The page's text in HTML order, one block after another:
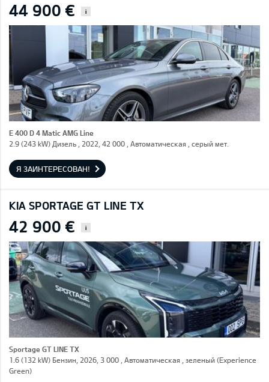
44 900 € i
E 400 D 4 Matic AMG Line
2.9 (243 kW) Дизель , 2022, 42 000 , Автоматическая , серый мет.
Я ЗАИНТЕРЕСОВАН!
KIA SPORTAGE GT LINE TX
42 900 € i
Sportage GT LINE TX
1.6 (132 kW) Бензин, 2026, 3 000 , Автоматическая , зеленый (Experience
Green)